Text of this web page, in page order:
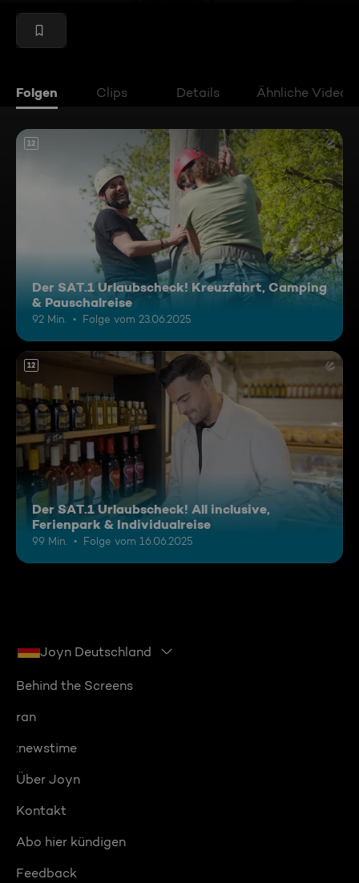
Folgen Clips Details Ähnliche Videos
12
Der SAT.1 Urlaubscheck! Kreuzfahrt, Camping
& Pauschalreise
92 Min. Folge vom 23.06.2025
12
Der SAT.1 Urlaubscheck! All inclusive,
Ferienpark & Individualreise
99 Min. Folge vom 16.06.2025
Joyn Deutschland
Behind the Screens
ran
:newstime
Über Joyn
Kontakt
Abo hier kündigen
Feedback